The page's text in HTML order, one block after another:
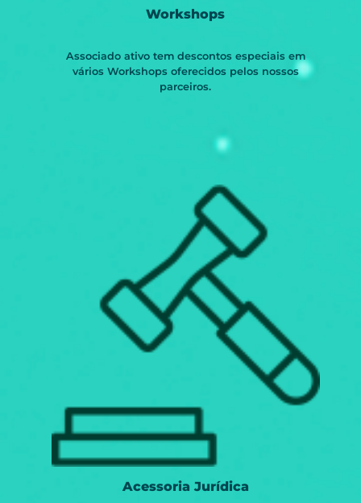
Workshops
Associado ativo tem descontos especiais em
vários Workshops oferecidos pelos nossos
parceiros.
Acessoria Jurídica